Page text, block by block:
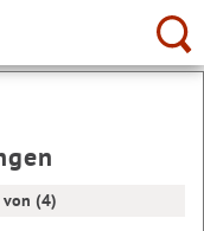
von (4)